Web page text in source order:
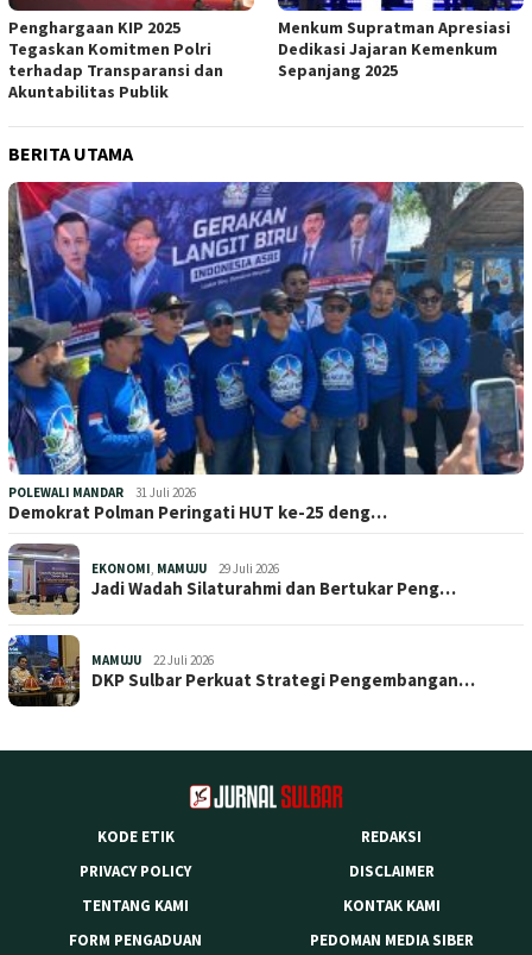
Penghargaan KIP 2025
Tegaskan Komitmen Polri
terhadap Transparansi dan
Akuntabilitas Publik
Menkum Supratman Apresiasi
Dedikasi Jajaran Kemenkum
Sepanjang 2025
BERITA UTAMA
POLEWALI MANDAR 31 Juli 2026
Demokrat Polman Peringati HUT ke-25 deng…
EKONOMI, MAMUJU 29 Juli 2026
Jadi Wadah Silaturahmi dan Bertukar Peng…
MAMUJU 22 Juli 2026
DKP Sulbar Perkuat Strategi Pengembangan…
KODE ETIK
REDAKSI
PRIVACY POLICY
DISCLAIMER
TENTANG KAMI
KONTAK KAMI
FORM PENGADUAN
PEDOMAN MEDIA SIBER